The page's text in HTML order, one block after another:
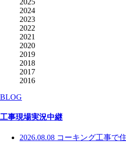
2025
2024
2023
2022
2021
2020
2019
2018
2017
2016
BLOG
工事現場実況中継
2026.08.08 コーキング工事で